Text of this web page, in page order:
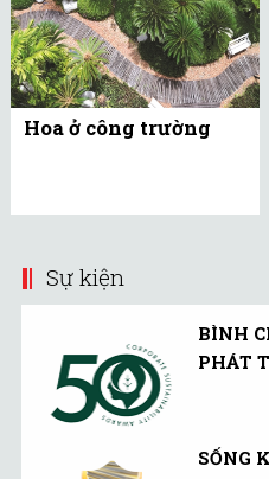
Hoa ở công trường
Sự kiện
BÌNH
PHÁT
SỐNG